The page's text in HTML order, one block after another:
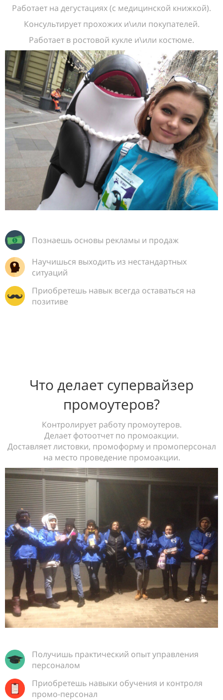
Работает на дегустациях (с медицинской книжкой).
Консультирует прохожих и\или покупателей.
Работает в ростовой кукле и\или костюме.
Познаешь основы рекламы и продаж
Научишься выходить из нестандартных
ситуаций
Приобретешь навык всегда оставаться на
позитиве
Что делает супервайзер
промоутеров?
Контролирует работу промоутеров.
Делает фотоотчет по промоакции.
Доставляет листовки, промоформу и промоперсонал
на место проведение промоакции.
Получишь практический опыт управления
персоналом
Приобретешь навыки обучения и контроля
промо-персонал